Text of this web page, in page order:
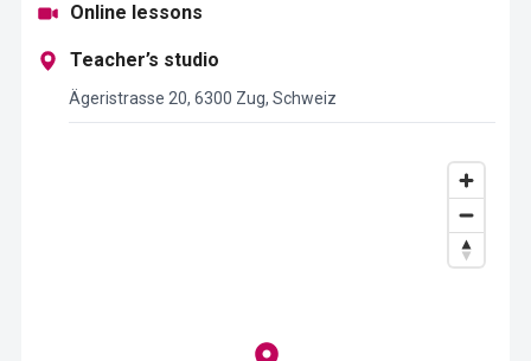
Online lessons
Teacher’s studio
Ägeristrasse 20, 6300 Zug, Schweiz